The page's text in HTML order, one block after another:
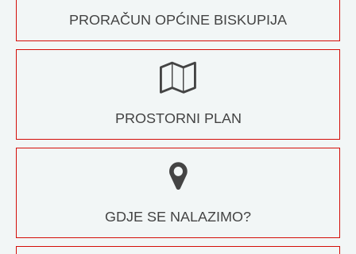
PRORAČUN OPĆINE BISKUPIJA
PROSTORNI PLAN
GDJE SE NALAZIMO?